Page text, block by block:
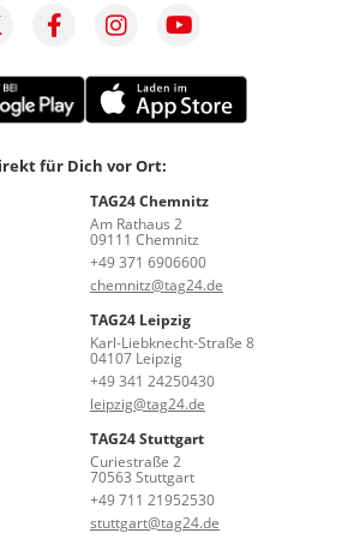
für Dich vor Ort:
TAG24 Chemnitz
Am Rathaus 2
09111 Chemnitz
+49 371 6906600
chemnitz@tag24.de
TAG24 Leipzig
Karl-Liebknecht-Straße 8
04107 Leipzig
+49 341 24250430
leipzig@tag24.de
TAG24 Stuttgart
Curiestraße 2
70563 Stuttgart
+49 711 21952530
stuttgart@tag24.de